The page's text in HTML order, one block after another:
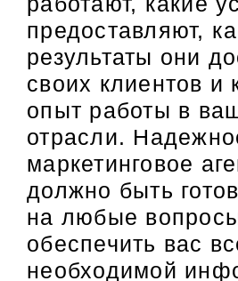
предоставляют,
результаты они
своих клиентов и
опыт работы в
отрасли.
маркетинговое
должно быть
на любые
обеспечить вас
необходимой